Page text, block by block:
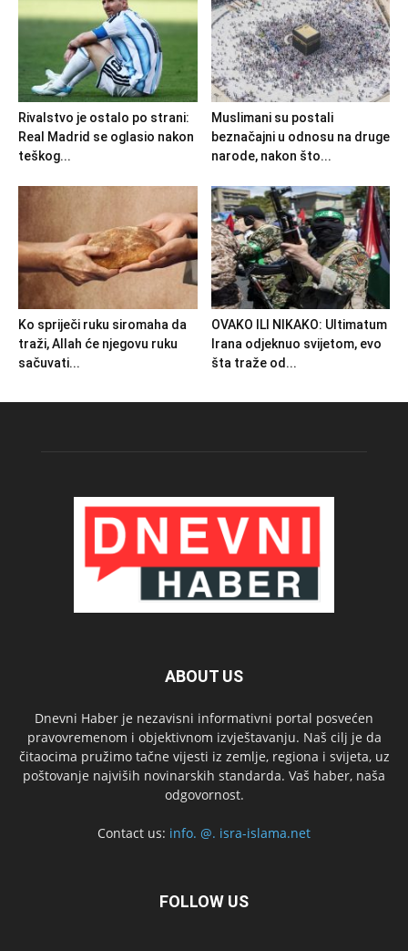
Rivalstvo je ostalo po strani:
Real Madrid se oglasio nakon
teškog...
Muslimani su postali
beznačajni u odnosu na druge
narode, nakon što...
Ko spriječi ruku siromaha da
traži, Allah će njegovu ruku
sačuvati...
OVAKO ILI NIKAKO: Ultimatum
Irana odjeknuo svijetom, evo
šta traže od...
ABOUT US
Dnevni Haber je nezavisni informativni portal posvećen
pravovremenom i objektivnom izvještavanju. Naš cilj je da
čitaocima pružimo tačne vijesti iz zemlje, regiona i svijeta, uz
poštovanje najviših novinarskih standarda. Vaš haber, naša
odgovornost.
Contact us: info. @. isra-islama.net
FOLLOW US